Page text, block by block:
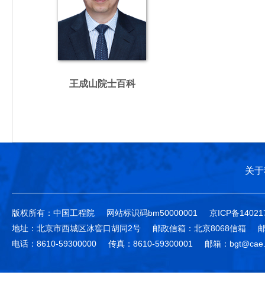
王成山院士百科
关
版权所有：中国工程院 网站标识码bm50000001
京ICP备
地址：北京市西城区冰窖口胡同2号
邮政信箱：北京8068信箱
电话：8610-59300000
传真：8610-59300001 邮箱：